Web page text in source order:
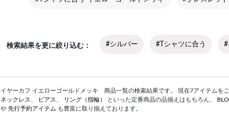
検索結果を更に絞り込む #シルバー #Tシャツに合う #
イヤーカフ イエローゴールドメッキ 商品一覧の検索結果です。 現在7アイテムを
ネックレス
ピアス リング（指輪） といった定番商品の品揃えはもちろん、
や 先行予約アイテム も豊富に取り揃えております。